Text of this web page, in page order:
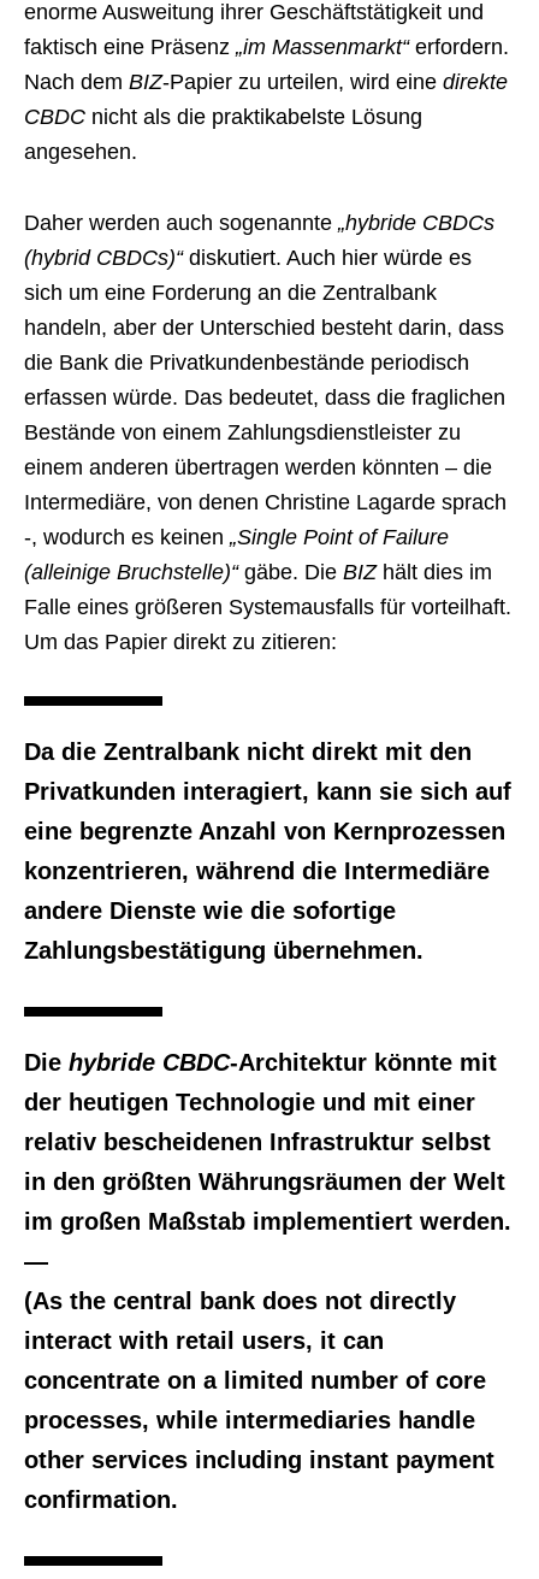
enorme Ausweitung ihrer Geschäftstätigkeit und
faktisch eine Präsenz „im Massenmarkt“erfordern.
Nach dem BIZ-Papier zu urteilen, wird eine direkte
CBDC nicht als die praktikabelste Lösung
angesehen.
Daher werden auch sogenannte „hybride CBDCs
(hybrid CBDCs)“diskutiert. Auch hier würde es
sich um eine Forderung an die Zentralbank
handeln, aber der Unterschied besteht darin, dass
die Bank die Privatkundenbestände periodisch
erfassen würde. Das bedeutet, dass die fraglichen
Bestände von einem Zahlungsdienstleister zu
einem anderen übertragen werden könnten – die
Intermediäre, von denen Christine Lagarde sprach
-, wodurch es keinen „Single Point of Failure
(alleinige Bruchstelle)“gäbe. Die BIZhält dies im
Falle eines größeren Systemausfalls für vorteilhaft.
Um das Papier direkt zu zitieren:
Da die Zentralbank nicht direkt mit den
Privatkunden interagiert, kann sie sich auf
eine begrenzte Anzahl von Kernprozessen
konzentrieren, während die Intermediäre
andere Dienste wie die sofortige
Zahlungsbestätigung übernehmen.
Die hybride CBDC-Architektur könnte mit
der heutigen Technologie und mit einer
relativ bescheidenen Infrastruktur selbst
in den größten Währungsräumen der Welt
im großen Maßstab implementiert werden.
—
(As the central bank does not directly
interact with retail users, it can
concentrate on a limited number of core
processes, while intermediaries handle
other services including instant payment
confirmation.